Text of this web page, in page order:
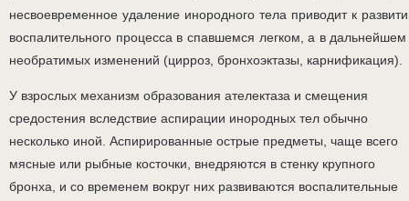
несвоевременное удаление инородного тела приводит к
воспалительного процесса в спавшемся легком, а в
необратимых изменений (цирроз, бронхоэктазы, карнификация).
У взрослых механизм образования ателектаза и смещения
средостения вследствие аспирации инородных тел обычно
несколько иной. Аспирированные острые предметы, чаще всего
мясные или рыбные косточки, внедряются в стенку крупного
бронха, и со временем вокруг них развиваются воспалительные